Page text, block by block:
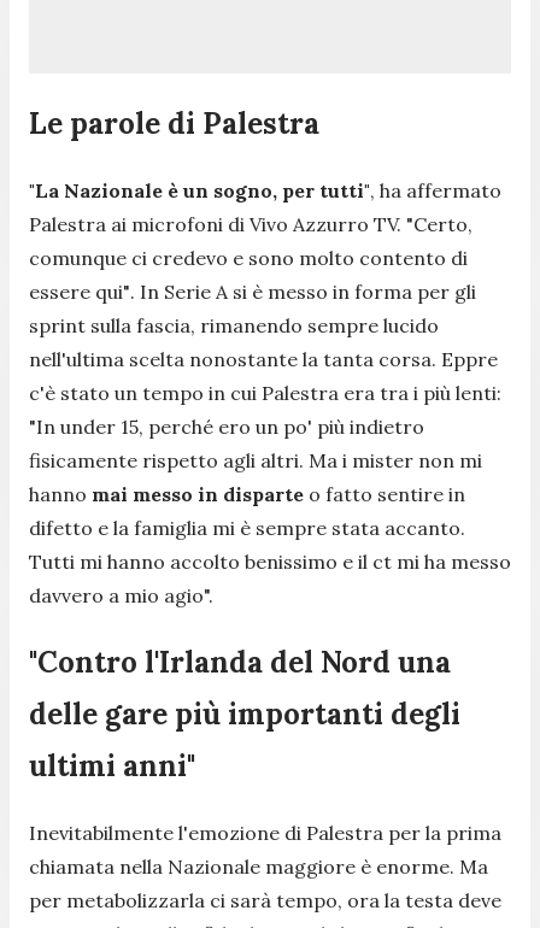
Le parole di Palestra
"La Nazionale è un sogno, per tutti", ha affermato
Palestra ai microfoni di Vivo Azzurro TV. "Certo,
comunque ci credevo e sono molto contento di
essere qui". In Serie A si è messo in forma per gli
sprint sulla fascia, rimanendo sempre lucido
nell'ultima scelta nonostante la tanta corsa. Eppre
c'è stato un tempo in cui Palestra era tra i più lenti:
"In under 15, perché ero un po' più indietro
fisicamente rispetto agli altri. Ma i mister non mi
hanno mai messo in disparte o fatto sentire in
difetto e la famiglia mi è sempre stata accanto.
Tutti mi hanno accolto benissimo e il ct mi ha messo
davvero a mio agio".
"Contro l'Irlanda del Nord una
delle gare più importanti degli
ultimi anni"
Inevitabilmente l'emozione di Palestra per la prima
chiamata nella Nazionale maggiore è enorme. Ma
per metabolizzarla ci sarà tempo, ora la testa deve